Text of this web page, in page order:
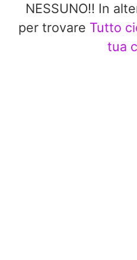
NESSUNO!! In
per trovare Tutto
tua